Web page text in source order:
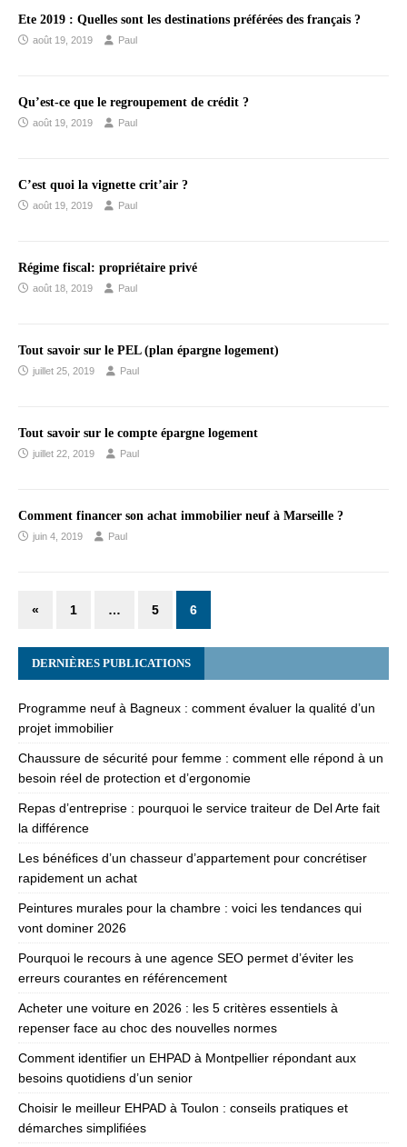
Ete 2019 : Quelles sont les destinations préférées des français ?
août 19, 2019 Paul
Qu’est-ce que le regroupement de crédit ?
août 19, 2019 Paul
C’est quoi la vignette crit’air ?
août 19, 2019 Paul
Régime fiscal: propriétaire privé
août 18, 2019 Paul
Tout savoir sur le PEL (plan épargne logement)
juillet 25, 2019 Paul
Tout savoir sur le compte épargne logement
juillet 22, 2019 Paul
Comment financer son achat immobilier neuf à Marseille ?
juin 4, 2019 Paul
« 1 … 5 6
DERNIÈRES PUBLICATIONS
Programme neuf à Bagneux : comment évaluer la qualité d’un
projet immobilier
Chaussure de sécurité pour femme : comment elle répond à un
besoin réel de protection et d’ergonomie
Repas d’entreprise : pourquoi le service traiteur de Del Arte fait
la différence
Les bénéfices d’un chasseur d’appartement pour concrétiser
rapidement un achat
Peintures murales pour la chambre : voici les tendances qui
vont dominer 2026
Pourquoi le recours à une agence SEO permet d’éviter les
erreurs courantes en référencement
Acheter une voiture en 2026 : les 5 critères essentiels à
repenser face au choc des nouvelles normes
Comment identifier un EHPAD à Montpellier répondant aux
besoins quotidiens d’un senior
Choisir le meilleur EHPAD à Toulon : conseils pratiques et
démarches simplifiées